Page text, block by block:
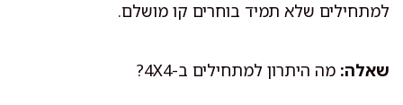
למתחילים שלא תמיד בוחרים קו מושלם.
שאלה: מה היתרון למתחילים ב-4X4?